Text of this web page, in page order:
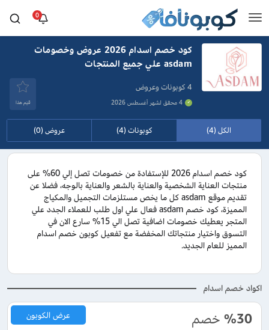
0
كود خصم اسدام 2026 عروض وخصومات
asdam علي جميع المنتجات
4 كوبونات وعروض
4 محقق لشهر أغسطس 2026 قيَم هذا
الكل (4) كوبونات (4) عروض (0)
كود خصم اسدام 2026 للإستفادة من خصومات تصل إلي 60% على
منتجات العناية الشخصية والعناية بالشعر والعناية بالوجه، فضلا عن
تقديم موقع asdam كل ما يخص مستلزمات التجميل والمكياج
المميزة، كود خصم asdam فعال علي اول طلب للعملاء الجدد علي
المتجر يعطيك خصومات اضافية تصل الي 15% سارع الان في
التسوق واختيار منتجاتك المخفضة مع تفعيل كوبون خصم اسدام
المميز للعام الجديد.
اكواد خصم اسدام
%30 خصم عرض الكوبون